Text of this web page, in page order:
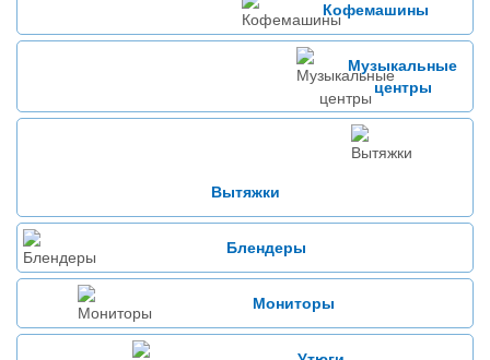
Кофемашины
Музыкальные
центры
Вытяжки
Блендеры
Мониторы